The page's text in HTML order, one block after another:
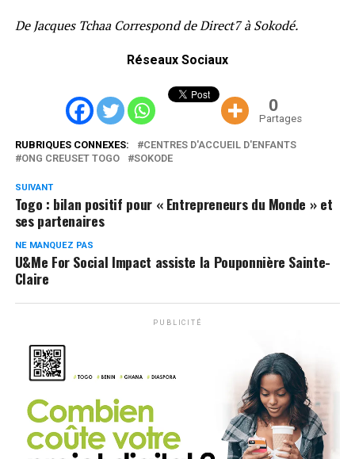
De Jacques Tchaa Correspond de Direct7 à Sokodé.
Réseaux Sociaux
0
Partages
RUBRIQUES CONNEXES:
CENTRES D'ACCUEIL D'ENFANTS
ONG CREUSET TOGO
SOKODE
SUIVANT
Togo : bilan positif pour « Entrepreneurs du Monde » et
ses partenaires
NE MANQUEZ PAS
U&Me For Social Impact assiste la Pouponnière Sainte-
Claire
PUBLICITÉ